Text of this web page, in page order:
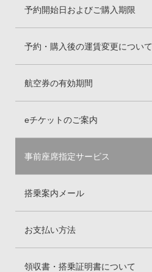
予約開始日およびご購入期限
予約・購入後の運賃変更について
航空券の有効期間
eチケットのご案内
事前座席指定サービス
搭乗案内メール
お支払い方法
領収書・搭乗証明書について